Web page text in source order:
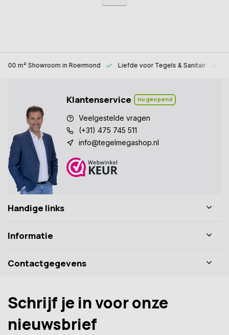
1000 m² Showroom in Roermond Liefde voorTegels & Sanitair
Klantenservice nu geopend
Veelgestelde vragen
(+31) 475 745 511
info@tegelmegashop.nl
Handige links
Informatie
Contactgegevens
Schrijf je in voor onze
nieuwsbrief